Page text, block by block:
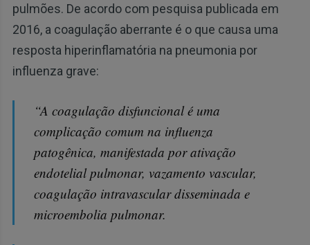
pulmões. De acordo com pesquisa publicada em
2016, a coagulação aberrante é o que causa uma
resposta hiperinflamatória na pneumonia por
influenza grave:
“A coagulação disfuncional é uma
complicação comum na influenza
patogênica, manifestada por ativação
endotelial pulmonar, vazamento vascular,
coagulação intravascular disseminada e
microembolia pulmonar.